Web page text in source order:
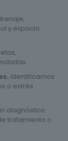
y espacio
Identificamos
o estrés
diagnóstico
tratamiento o